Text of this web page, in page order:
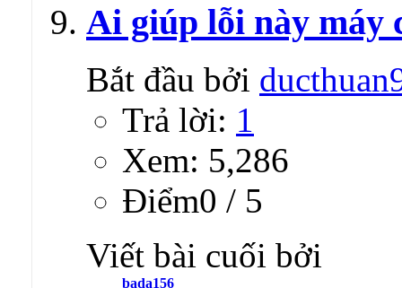
Ai giúp lỗi này máy
Bắt đầu bởi
Trả lời: 1
Xem: 5,286
Ðiểm0 / 5
Viết bài cuối bởi
bada156